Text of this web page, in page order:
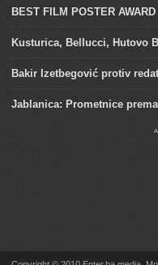
BEST FILM POSTER AWARD
Kusturica, Bellucci, Hutovo
Bakir Izetbegović protiv
Jablanica: Prometnice